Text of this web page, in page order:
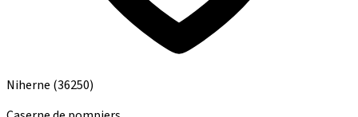
Niherne (36250)